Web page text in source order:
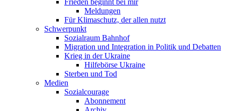
Frieden beginnt bei mir
Meldungen
Für Klimaschutz, der allen nutzt
Schwerpunkt
Sozialraum Bahnhof
Migration und Integration in Politik und Debatten
Krieg in der Ukraine
Hilfebörse Ukraine
Sterben und Tod
Medien
Sozialcourage
Abonnement